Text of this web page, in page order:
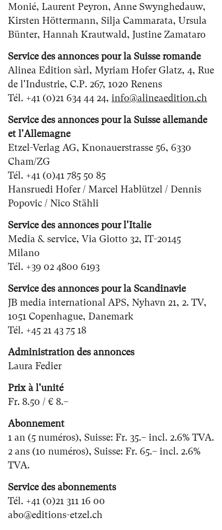
Monié, Laurent Peyron, Anne Swynghedauw,
Kirsten Höttermann, Silja Cammarata, Ursula
Bünter, Hannah Krautwald, Justine Zamataro
Service des annonces pour la Suisse romande
Alinea Edition sàrl, Myriam Hofer Glatz, 4, Rue
de l'Industrie, C.P. 267, 1020 Renens
Tél. +41 (0)21 634 44 24, nf l n d t n ch
Service des annonces pour la Suisse allemande
et l'Allemagne
Etzel-Verlag AG, Knonauerstrasse 56, 6330
Cham/ZG
Tél. +41 (0)41 785 50 85
Hansruedi Hofer / Marcel Hablützel / Dennis
Popovic / Nico Stähli
Service des annonces pour l'Italie
Media & service, Via Giotto 32, IT-20145
Milano
Tél. +39 02 4800 6193
Service des annonces pour la Scandinavie
JB media international APS, Nyhavn 21, 2. TV,
1051 Copenhague, Danemark
Tél. +45 21 43 75 18
Administration des annonces
Laura Fedier
Prix à l'unité
Fr. 8.50 / € 8.–
Abonnement
1 an (5 numéros), Suisse: Fr. 35.– incl. 2.6% TVA.
2 ans (10 numéros), Suisse: Fr. 65.– incl. 2.6%
TVA.
Service des abonnements
Tél. +41 (0)21 311 16 00
abo@editions-etzel.ch